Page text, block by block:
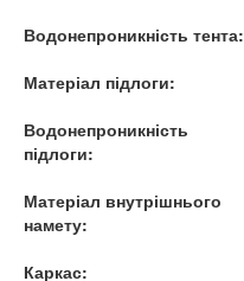
Водонепроникність тента:
Матеріал підлоги:
Водонепроникність
підлоги:
Матеріал внутрішнього
намету:
Каркас: